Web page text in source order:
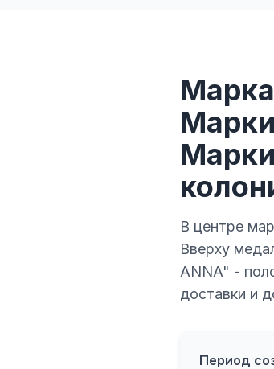
В центре
Вверху
ANNA" -
доставки и
Период